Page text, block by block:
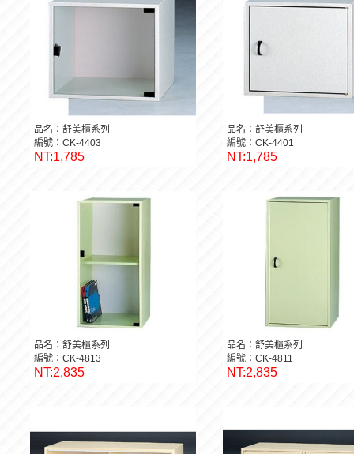
品名：舒美櫃系列
編號：CK-4403
NT:1,785
品名：舒美櫃系列
編號：CK-4401
NT:1,785
品名：舒美櫃系列
編號：CK-4813
NT:2,835
品名：舒美櫃系列
編號：CK-4811
NT:2,835